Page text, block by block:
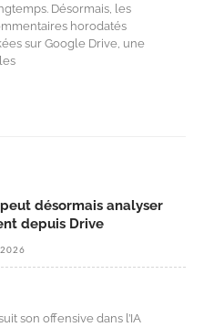
Désormais, les
horodatés
sur Google Drive, une
désormais analyser
depuis Drive
son offensive dans l’IA